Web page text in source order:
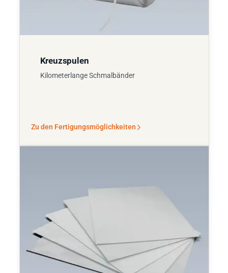
Kreuzspulen
Kilometerlange Schmalbänder
Zu den Fertigungsmöglichkeiten